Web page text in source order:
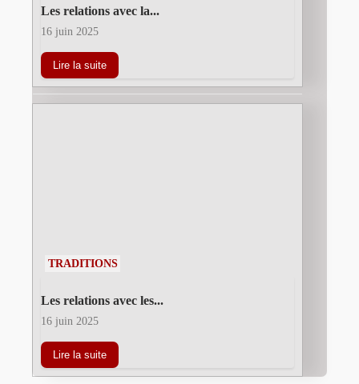
Les relations avec la...
16 juin 2025
Lire la suite
TRADITIONS
Les relations avec les...
16 juin 2025
Lire la suite